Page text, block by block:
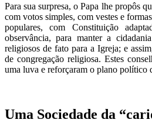
Para sua surpresa, o Papa lhe propôs
com votos simples, com vestes e
populares, com Constituição
observância, para manter a
religiosos de fato para a Igreja; e
de congregação religiosa. Estes
uma luva e reforçaram o plano político
Uma Sociedade da